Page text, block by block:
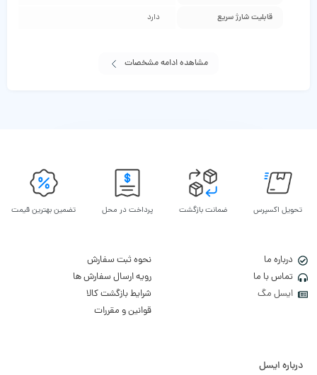
قابلیت شارژ سریع دارد
مشاهده ادامه مشخصات
تحویل اکسپرس ضمانت بازگشت پرداخت در محل تضمین بهترین قیمت
درباره ما
تماس با ما
ایسل مگ
نحوه ثبت سفارش
رویه ارسال سفارش ها
شرایط بازگشت کالا
قوانین و مقررات
درباره ایسل